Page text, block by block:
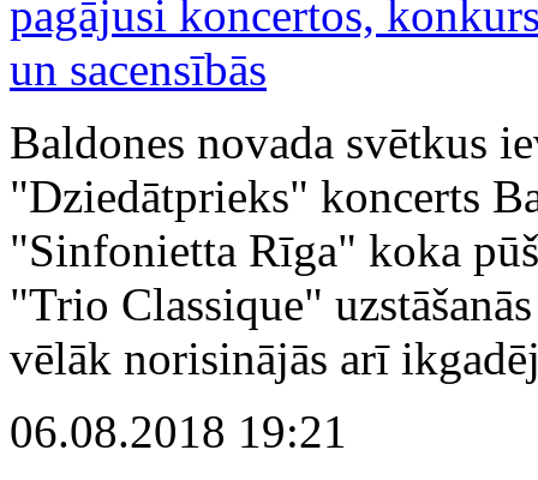
Baldones novada svētkus
"Dziedātprieks" koncerts
"Sinfonietta Rīga" koka
"Trio Classique"
vēlāk norisinājās arī
06.08.2018 19:21